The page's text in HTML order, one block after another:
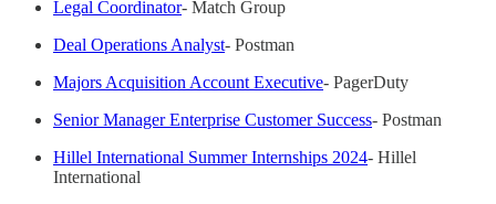
Legal Coordinator- Match Group
Deal Operations Analyst- Postman
Majors Acquisition Account Executive- PagerDuty
Senior Manager Enterprise Customer Success- Postman
Hillel International Summer Internships 2024- Hillel
International